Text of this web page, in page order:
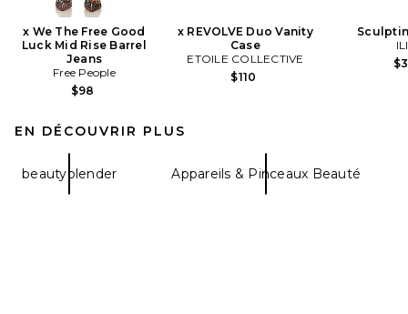
x We The Free Good
Luck Mid Rise Barrel
Jeans
Free People
$98
x REVOLVE Duo Vanity
Case
ETOILE COLLECTIVE
$110
EN DÉCOUVRIR PLUS
beautyblender Appareils & Pinceaux Beauté